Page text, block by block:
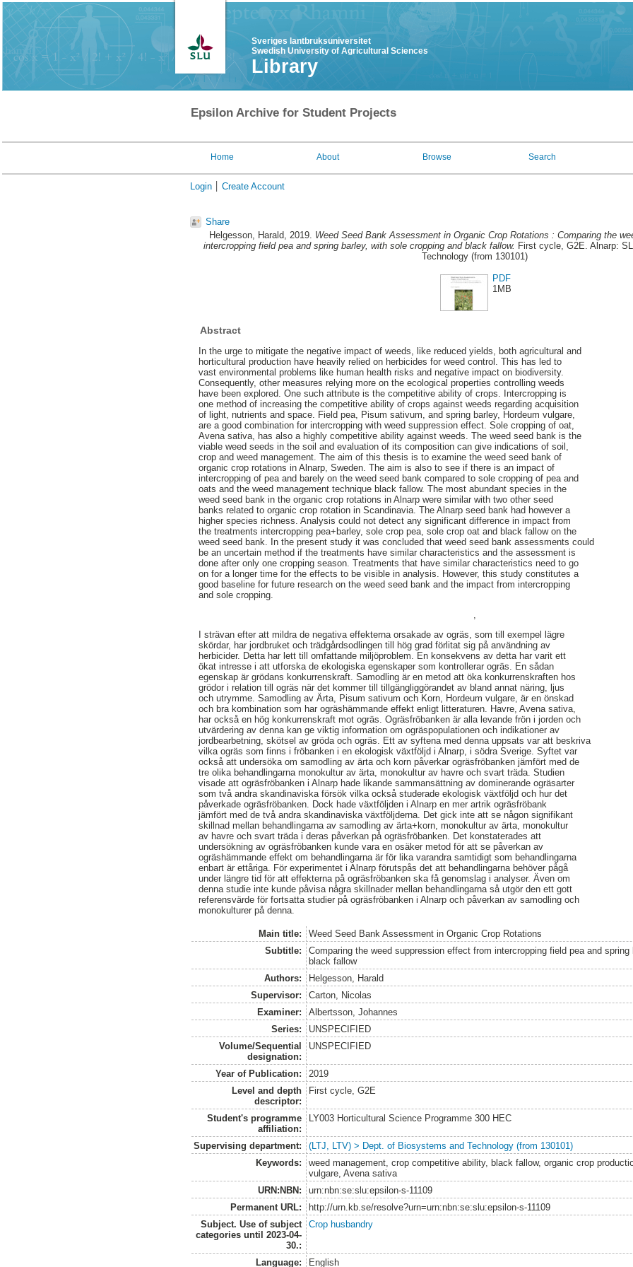
Sveriges lantbruksuniversitet
Swedish University of Agricultural Sciences
Library
Epsilon Archive for Student Projects
Home About Browse Search
Login Create Account
Share
Helgesson, Harald, 2019. Weed Seed Bank Assessment in Organic Crop Rotations : Comparing the
intercropping field pea and spring barley, with sole cropping and black fallow. First cycle, G2E. Alnarp:
Technology (from 130101)
PDF
1MB
Abstract
In the urge to mitigate the negative impact of weeds, like reduced yields, both agricultural and
horticultural production have heavily relied on herbicides for weed control. This has led to
vast environmental problems like human health risks and negative impact on biodiversity.
Consequently, other measures relying more on the ecological properties controlling weeds
have been explored. One such attribute is the competitive ability of crops. Intercropping is
one method of increasing the competitive ability of crops against weeds regarding acquisition
of light, nutrients and space. Field pea, Pisum sativum, and spring barley, Hordeum vulgare,
are a good combination for intercropping with weed suppression effect. Sole cropping of oat,
Avena sativa, has also a highly competitive ability against weeds. The weed seed bank is the
viable weed seeds in the soil and evaluation of its composition can give indications of soil,
crop and weed management. The aim of this thesis is to examine the weed seed bank of
organic crop rotations in Alnarp, Sweden. The aim is also to see if there is an impact of
intercropping of pea and barely on the weed seed bank compared to sole cropping of pea and
oats and the weed management technique black fallow. The most abundant species in the
weed seed bank in the organic crop rotations in Alnarp were similar with two other seed
banks related to organic crop rotation in Scandinavia. The Alnarp seed bank had however a
higher species richness. Analysis could not detect any significant difference in impact from
the treatments intercropping pea+barley, sole crop pea, sole crop oat and black fallow on the
weed seed bank. In the present study it was concluded that weed seed bank assessments could
be an uncertain method if the treatments have similar characteristics and the assessment is
done after only one cropping season. Treatments that have similar characteristics need to go
on for a longer time for the effects to be visible in analysis. However, this study constitutes a
good baseline for future research on the weed seed bank and the impact from intercropping
and sole cropping.
I strävan efter att mildra de negativa effekterna orsakade av ogräs, som till exempel lägre
skördar, har jordbruket och trädgårdsodlingen till hög grad förlitat sig på användning av
herbicider. Detta har lett till omfattande miljöproblem. En konsekvens av detta har varit ett
ökat intresse i att utforska de ekologiska egenskaper som kontrollerar ogräs. En sådan
egenskap är grödans konkurrenskraft. Samodling är en metod att öka konkurrenskraften hos
grödor i relation till ogräs när det kommer till tillgängliggörandet av bland annat näring, ljus
och utrymme. Samodling av Ärta, Pisum sativum och Korn, Hordeum vulgare, är en önskad
och bra kombination som har ogräshämmande effekt enligt litteraturen. Havre, Avena sativa,
har också en hög konkurrenskraft mot ogräs. Ogräsfröbanken är alla levande frön i jorden och
utvärdering av denna kan ge viktig information om ogräspopulationen och indikationer av
jordbearbetning, skötsel av gröda och ogräs. Ett av syftena med denna uppsats var att beskriva
vilka ogräs som finns i fröbanken i en ekologisk växtföljd i Alnarp, i södra Sverige. Syftet var
också att undersöka om samodling av ärta och korn påverkar ogräsfröbanken jämfört med de
tre olika behandlingarna monokultur av ärta, monokultur av havre och svart träda. Studien
visade att ogräsfröbanken i Alnarp hade likande sammansättning av dominerande ogräsarter
som två andra skandinaviska försök vilka också studerade ekologisk växtföljd och hur det
påverkade ogräsfröbanken. Dock hade växtföljden i Alnarp en mer artrik ogräsfröbank
jämfört med de två andra skandinaviska växtföljderna. Det gick inte att se någon signifikant
skillnad mellan behandlingarna av samodling av ärta+korn, monokultur av ärta, monokultur
av havre och svart träda i deras påverkan på ogräsfröbanken. Det konstaterades att
undersökning av ogräsfröbanken kunde vara en osäker metod för att se påverkan av
ogräshämmande effekt om behandlingarna är för lika varandra samtidigt som behandlingarna
enbart är ettåriga. För experimentet i Alnarp förutspås det att behandlingarna behöver pågå
under längre tid för att effekterna på ogräsfröbanken ska få genomslag i analyser. Även om
denna studie inte kunde påvisa några skillnader mellan behandlingarna så utgör den ett gott
referensvärde för fortsatta studier på ogräsfröbanken i Alnarp och påverkan av samodling och
monokulturer på denna.
Main title:
Weed Seed Bank Assessment in Organic Crop Rotations
Subtitle:
Comparing the weed suppression effect from intercropping field pea and
black fallow
Authors:
Helgesson, Harald
Supervisor:
Carton, Nicolas
Examiner:
Albertsson, Johannes
Series:
UNSPECIFIED
Volume/Sequential
designation:
UNSPECIFIED
Year of Publication:
2019
Level and depth
descriptor:
First cycle, G2E
Student's programme
affiliation:
LY003 Horticultural Science Programme 300 HEC
Supervising department:
(LTJ, LTV) > Dept. of Biosystems and Technology (from 130101)
Keywords:
weed management, crop competitive ability, black fallow, organic crop
vulgare, Avena sativa
URN:NBN:
urn:nbn:se:slu:epsilon-s-11109
Permanent URL:
http://urn.kb.se/resolve?urn=urn:nbn:se:slu:epsilon-s-11109
Subject. Use of subject
categories until 2023-04-
30.:
Crop husbandry
Language: English